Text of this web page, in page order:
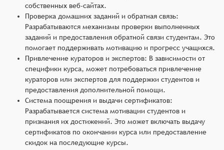
собственных веб-сайтах.
Проверка домашних заданий и обратная связь:
Разрабатываются механизмы проверки выполненных
заданий и предоставления обратной связи студентам. Это
помогает поддерживать мотивацию и прогресс учащихся.
Привлечение кураторов и экспертов: В зависимости от
специфики курса, может потребоваться привлечение
кураторов или экспертов для поддержки студентов и
предоставления дополнительной помощи.
Система поощрения и выдачи сертификатов:
Разрабатывается система мотивации студентов и
признания их достижений. Это может включать выдачу
сертификатов по окончании курса или предоставление
скидок на последующие курсы.